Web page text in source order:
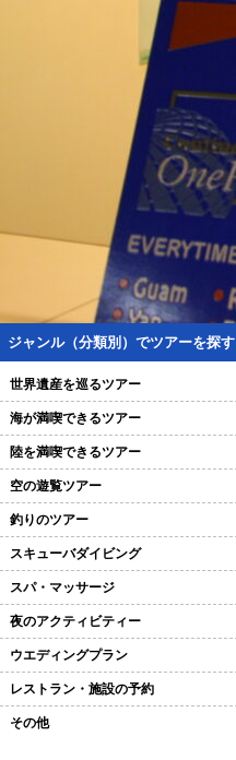
ジャンル（分類別）でツアーを探す
世界遺産を巡るツアー
海が満喫できるツアー
陸を満喫できるツアー
空の遊覧ツアー
釣りのツアー
スキューバダイビング
スパ・マッサージ
夜のアクティビティー
ウエディングプラン
レストラン・施設の予約
その他